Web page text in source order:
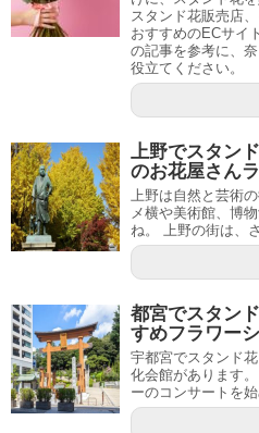
スタンド花販売店
おすすめのECサイ
の記事を参考に、
役立てください。
上野でスタン
のお花屋さん
上野は自然と芸術
メ横や美術館、博
ね。 上野の街は、
都宮でスタン
すめフラワー
宇都宮でスタンド
化会館があります
ーのコンサートを